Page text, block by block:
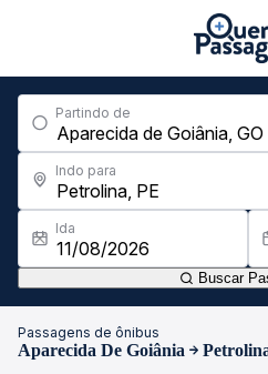
Partindo de
Indo para
Ida
Buscar
Passagens de ônibus
Aparecida De Goiânia